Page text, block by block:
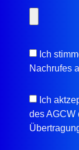
Ich
Nachrufes
Ich
des AGCW